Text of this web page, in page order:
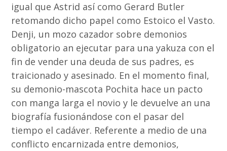
igual que Astrid así­ como Gerard Butler
retomando dicho papel como Estoico el Vasto.
Denji, un mozo cazador sobre demonios
obligatorio an ejecutar para una yakuza con el
fin de vender una deuda de sus padres, es
traicionado y asesinado. En el momento final,
su demonio-mascota Pochita hace un pacto
con manga larga el novio y le devuelve an una
biografía fusionándose con el pasar del
tiempo el cadáver. Referente a medio de una
conflicto encarnizada entre demonios,